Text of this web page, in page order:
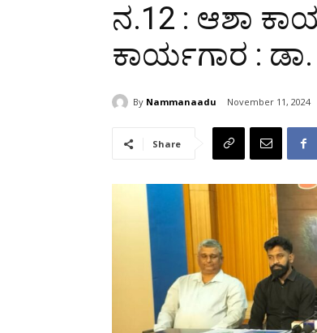
ನ.12 : ಆಶಾ
ಕಾರ್ಯಗಾರ : ಡಾ.
By Nammanaadu November 11, 2024
Share